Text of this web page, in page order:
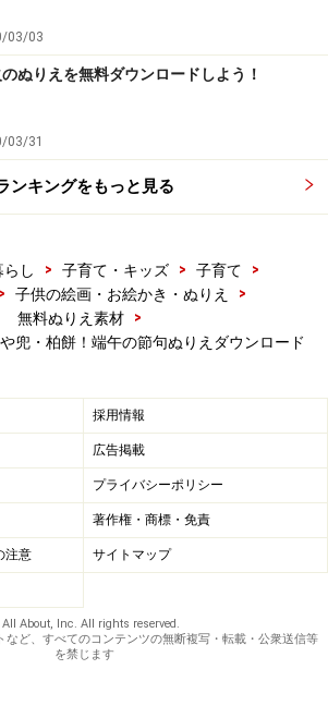
ぬりえ素材が豊富 ぬりえパー
豊富「ぬりえパーク 子どもの日のぬり
どもの日のぬりえ素材
27枚の子供の日ぬりえを無料ダウン
きます。こいのぼりのぬりえは、風
やミニこいのぼりを持つ子供など10
を用意。他サイトではあまり見かけ
、ちまき・柏餅のぬりえなどユニー
います。
03/03
ぬりえを無料ダウンロードしよう！
03/31
ンキングをもっと見る
らし > 子育て・キッズ > 子育て
>
> 子供の絵画・お絵かき・ぬりえ
>
無料ぬりえ素材
>
兜・柏餅！端午の節句ぬりえダウンロード
採用情報
広告掲載
プライバシーポリシー
著作権・商標・免責
注意 サイトマップ
About, Inc. All rights reserved.
など、すべてのコンテンツの無断複写・転載・公衆送信等
を禁じます